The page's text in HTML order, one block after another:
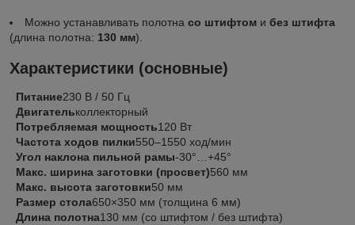
Можно устанавливать полотна со штифтом и без штифта
(длина полотна: 130 мм).
Характеристики (основные)
Питание230 В / 50 Гц
Двигательколлекторный
Потребляемая мощность120 Вт
Частота ходов пилки550–1550 ход/мин
Угол наклона пильной рамы-30°…+45°
Макс. ширина заготовки (просвет)560 мм
Макс. высота заготовки50 мм
Размер стола650×350 мм (толщина 6 мм)
Длина полотна130 мм (со штифтом / без штифта)